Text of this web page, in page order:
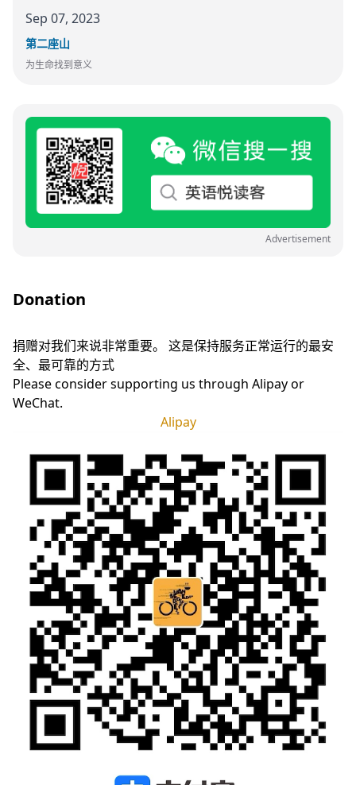
Sep 07, 2023
第二座山
为生命找到意义
Advertisement
Donation
捐赠对我们来说非常重要。 这是保持服务正常运行的最安
全、最可靠的方式
Please consider supporting us through Alipay or
WeChat.
Alipay